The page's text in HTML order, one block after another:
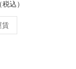
込）
賃